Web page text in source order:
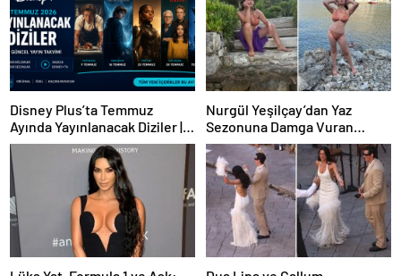
Disney Plus’ta Temmuz
Ayında Yayınlanacak Diziler |
2026 Güncel Yayın Takvimi
Nurgül Yeşilçay’dan Yaz
Sezonuna Damga Vuran
Paylaşım